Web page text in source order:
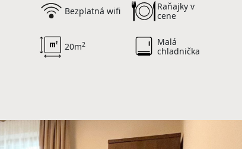
Bezplatná wifi
Raňajky v
cene
20m2
Malá
chladnička